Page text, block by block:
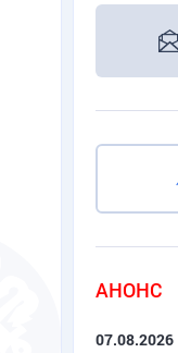
АНОНС
07.08.2026